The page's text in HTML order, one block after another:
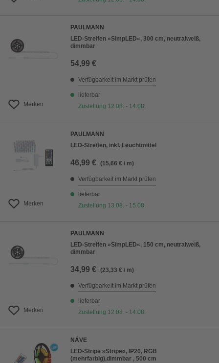
Merken
PAULMANN
LED-Streifen »SimpLED«, 300 cm, neutralweiß,
dimmbar
54,99 €
Verfügbarkeit im Markt prüfen
lieferbar
Zustellung 12.08. - 14.08.
Merken
PAULMANN
LED-Streifen, inkl. Leuchtmittel
46,99 € (15,66 € / m)
Verfügbarkeit im Markt prüfen
lieferbar
Zustellung 13.08. - 15.08.
Merken
PAULMANN
LED-Streifen »SimpLED«, 150 cm, neutralweiß,
dimmbar
34,99 € (23,33 € / m)
Verfügbarkeit im Markt prüfen
lieferbar
Zustellung 12.08. - 14.08.
NÄVE
LED-Stripe »Stripe«, IP20, RGB
(mehrfarbig),dimmbar , 500 cm